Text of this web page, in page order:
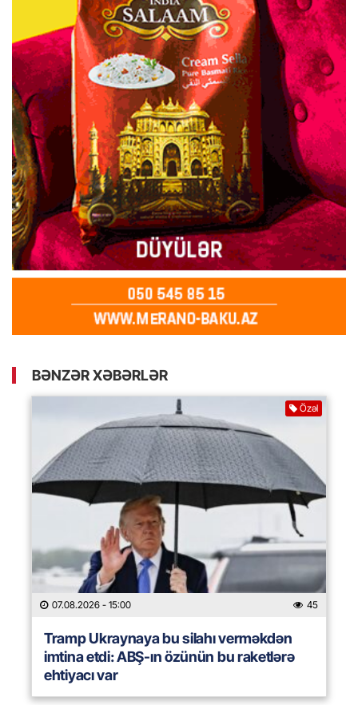
BƏNZƏR XƏBƏRLƏR
Özəl
07.08.2026 - 15:00 45
Tramp Ukraynaya bu silahı verməkdən
imtina etdi: ABŞ-ın özünün bu raketlərə
ehtiyacı var